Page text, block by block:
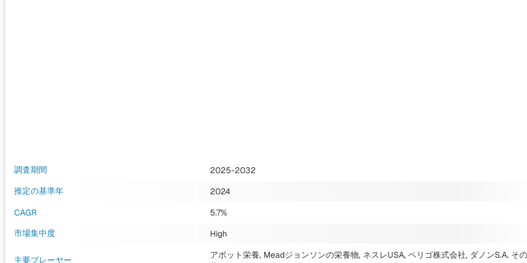
調査期間
2025-2032
推定の基準年
2024
CAGR
5.7%
市場集中度
High
主要プレーヤー アボット栄養, Meadジョンソンの栄養物, ネスレUSA, ペリゴ株式会社, ダノンS.A. その